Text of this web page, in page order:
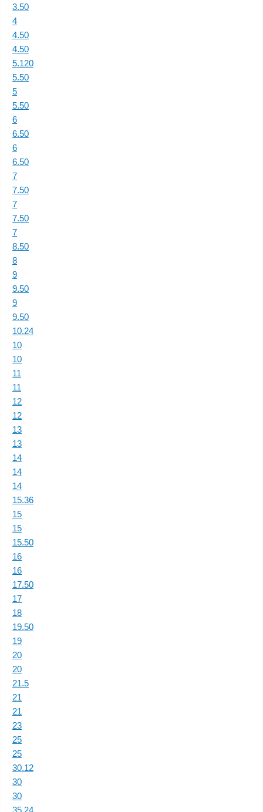
3.50
4
4.50
4.50
5.120
5.50
5
5.50
6
6.50
6
6.50
7
7.50
7
7.50
7
8.50
8
9
9.50
9
9.50
10.24
10
10
11
11
12
12
13
13
14
14
14
15.36
15
15
15.50
16
16
17.50
17
18
19.50
19
20
20
21.5
21
21
23
25
25
30.12
30
30